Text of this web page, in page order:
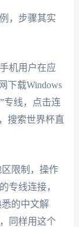
，步骤其实
机用户在应
下载Windows
专线，点击连
搜索世界杯直
限制，操作
专线连接，
的中文解
同样用这个